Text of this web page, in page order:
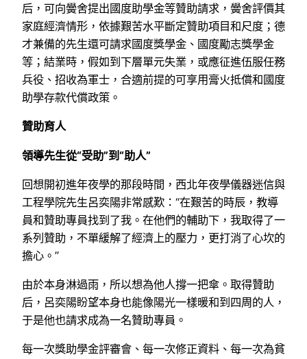
后，可向黌舍提出國度助學金等贊助請求，黌舍評價其
家庭經濟情形，依據艱苦水平斷定贊助項目和尺度；德
才兼備的先生還可請求國度獎學金、國度勵志獎學金
等；結業時，假如到下層單元失業，或應征進伍服任務
兵役、招收為軍士，合適前提的可享用膏火抵償和國度
助學存款代償政策。
贊助育人
領導先生從“受助”到“助人”
回想開初進年夜學的那段時間，西北年夜學儀器迷信與
工程學院先生呂奕陽非常感歎：“在艱苦的時辰，教導
員和贊助專員找到了我。在他們的輔助下，我取得了一
系列贊助，不單緩解了經濟上的壓力，更打消了心坎的
擔心。”
由於本身淋過雨，所以想為他人撐一把傘。取得贊助
后，呂奕陽盼望本身也能像陽光一樣暖和到四周的人，
于是他也請求成為一名贊助專員。
每一次獎助學金評審會、每一次修正資料、每一次為貧